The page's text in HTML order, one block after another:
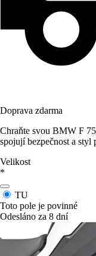
Doprava zdarma
Chraňte svou BMW F
spojují bezpečnost a styl
Velikost
*
TU
Toto pole je povinné
Odesláno za 8 dní